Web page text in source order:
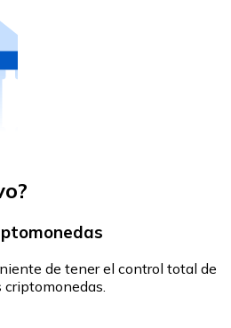
de tener el control total de